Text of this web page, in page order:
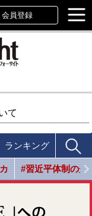
会員登録
て
ランキング
#習近平体制の光